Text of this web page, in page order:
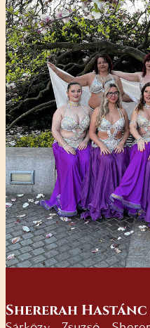
Shererah Hastánc